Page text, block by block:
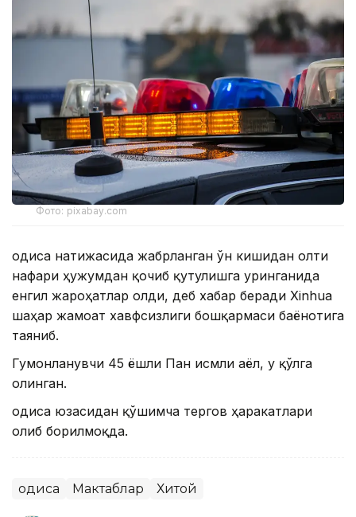
Фото: pixabay.com
Ҳодиса натижасида жабрланган ўн кишидан олти
нафари ҳужумдан қочиб қутулишга уринганида
енгил жароҳатлар олди, деб хабар беради Xinhua
шаҳар жамоат хавфсизлиги бошқармаси баёнотига
таяниб.
Гумонланувчи 45 ёшли Пан исмли аёл, у қўлга
олинган.
Ҳодиса юзасидан қўшимча тергов ҳаракатлари
олиб борилмоқда.
Ҳодиса Мактаблар Хитой